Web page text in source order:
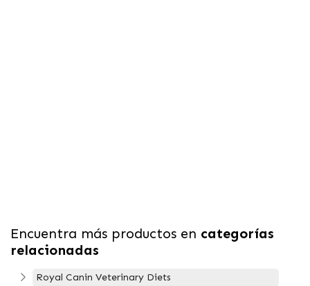
Encuentra más productos en categorías
relacionadas
Royal Canin Veterinary Diets